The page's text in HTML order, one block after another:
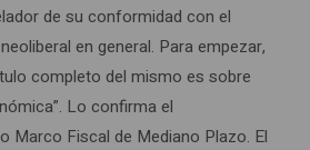
de su conformidad con el
en general. Para empezar,
completo del mismo es sobre
Lo confirma el
Marco Fiscal de Mediano Plazo. El